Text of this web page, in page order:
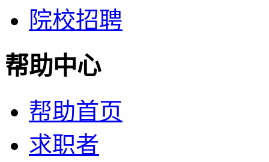
院校招聘
帮助中心
帮助首页
求职者